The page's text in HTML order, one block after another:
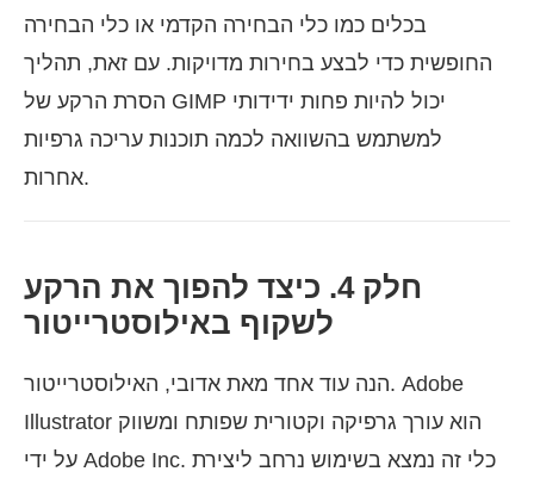
בכלים כמו כלי הבחירה הקדמי או כלי הבחירה
החופשית כדי לבצע בחירות מדויקות. עם זאת, תהליך
הסרת הרקע של GIMP יכול להיות פחות ידידותי
למשתמש בהשוואה לכמה תוכנות עריכה גרפיות
אחרות.
חלק 4. כיצד להפוך את הרקע
לשקוף באילוסטרייטור
הנה עוד אחד מאת אדובי, האילוסטרייטור. Adobe
Illustrator הוא עורך גרפיקה וקטורית שפותח ומשווק
על ידי Adobe Inc. כלי זה נמצא בשימוש נרחב ליצירת